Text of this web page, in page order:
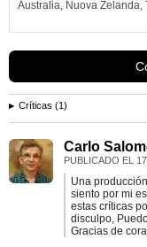
Australia, Nuova
Críticas (1)
Carlo
PUBLICADO EL
Una
siento por mi
estas críticas
disculpo,
Gracias de